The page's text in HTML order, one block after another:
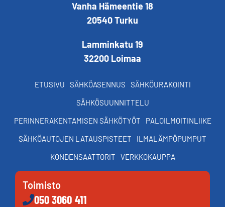
Vanha Hämeentie 18
20540 Turku
Lamminkatu 19
32200 Loimaa
ETUSIVU SÄHKÖASENNUS
SÄHKÖURAKOINTI
SÄHKÖSUUNNITTELU
PERINNERAKENTAMISEN SÄHKÖTYÖT
PALOILMOITINLIIKE
SÄHKÖAUTOJEN LATAUSPISTEET
ILMALÄMPÖPUMPUT
KONDENSAATTORIT
VERKKOKAUPPA
Toimisto
050 3060 411